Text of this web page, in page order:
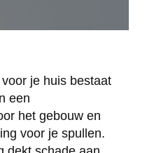
je huis bestaat
een
het gebouw en
voor je spullen.